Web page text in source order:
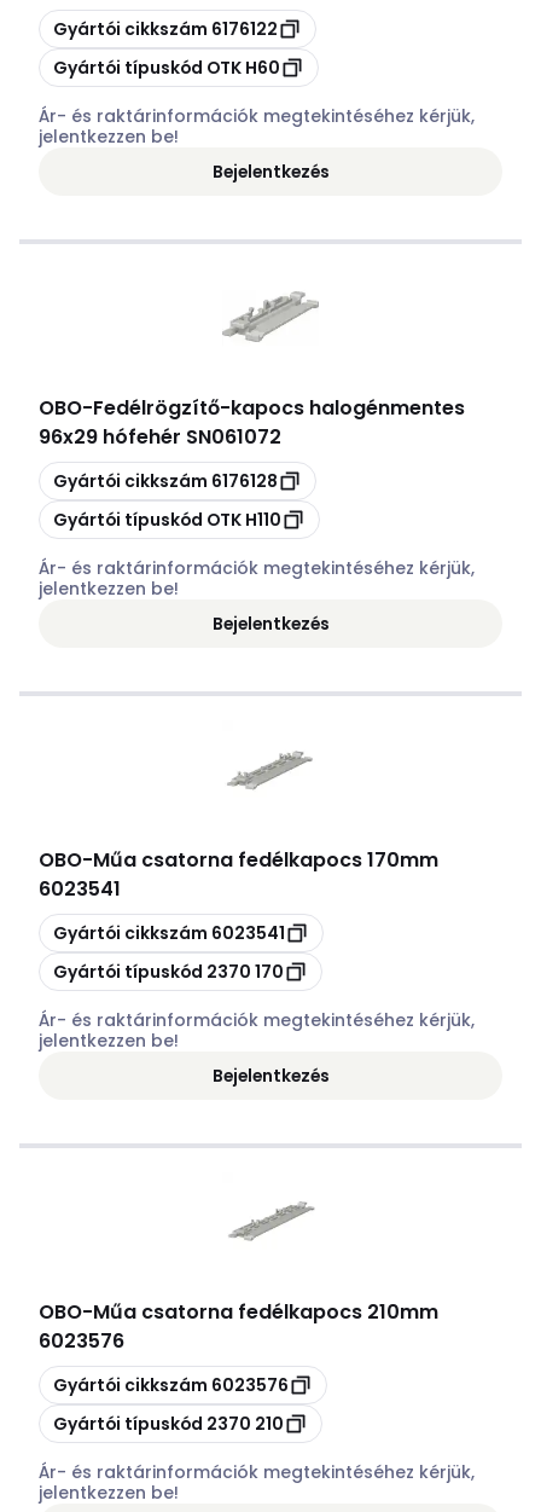
Másolás
Gyártói cikkszám 6176122
Másolás
Gyártói típuskód OTK H60
Ár- és raktárinformációk megtekintéséhez kérjük,
jelentkezzen be!
Bejelentkezés
OBO-Fedélrögzítő-kapocs halogénmentes
96x29 hófehér SN061072
Másolás
Gyártói cikkszám 6176128
Másolás
Gyártói típuskód OTK H110
Ár- és raktárinformációk megtekintéséhez kérjük,
jelentkezzen be!
Bejelentkezés
OBO-Műa csatorna fedélkapocs 170mm
6023541
Másolás
Gyártói cikkszám 6023541
Másolás
Gyártói típuskód 2370 170
Ár- és raktárinformációk megtekintéséhez kérjük,
jelentkezzen be!
Bejelentkezés
OBO-Műa csatorna fedélkapocs 210mm
6023576
Másolás
Gyártói cikkszám 6023576
Másolás
Gyártói típuskód 2370 210
Ár- és raktárinformációk megtekintéséhez kérjük,
jelentkezzen be!